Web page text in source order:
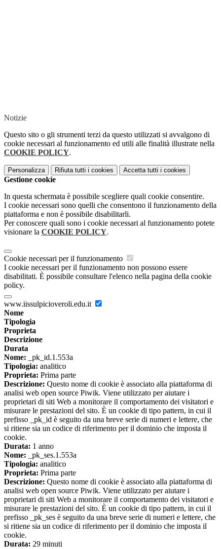
Notizie
Questo sito o gli strumenti terzi da questo utilizzati si avvalgono di
cookie necessari al funzionamento ed utili alle finalità illustrate nella
COOKIE POLICY.
Personalizza Rifiuta tutti i cookies Accetta tutti i cookies
Gestione cookie
In questa schermata è possibile scegliere quali cookie consentire.
I cookie necessari sono quelli che consentono il funzionamento della
piattaforma e non è possibile disabilitarli.
Per conoscere quali sono i cookie necessari al funzionamento potete
visionare la COOKIE POLICY.
Cookie necessari per il funzionamento
I cookie necessari per il funzionamento non possono essere
disabilitati. È possibile consultare l'elenco nella pagina della cookie
policy.
www.iissulpicioveroli.edu.it
Nome
Tipologia
Proprieta
Descrizione
Durata
Nome: _pk_id.1.553a
Tipologia: analitico
Proprieta: Prima parte
Descrizione: Questo nome di cookie è associato alla piattaforma di
analisi web open source Piwik. Viene utilizzato per aiutare i
proprietari di siti Web a monitorare il comportamento dei visitatori e
misurare le prestazioni del sito. È un cookie di tipo pattern, in cui il
prefisso _pk_id è seguito da una breve serie di numeri e lettere, che
si ritiene sia un codice di riferimento per il dominio che imposta il
cookie.
Durata: 1 anno
Nome: _pk_ses.1.553a
Tipologia: analitico
Proprieta: Prima parte
Descrizione: Questo nome di cookie è associato alla piattaforma di
analisi web open source Piwik. Viene utilizzato per aiutare i
proprietari di siti Web a monitorare il comportamento dei visitatori e
misurare le prestazioni del sito. È un cookie di tipo pattern, in cui il
prefisso _pk_ses è seguito da una breve serie di numeri e lettere, che
si ritiene sia un codice di riferimento per il dominio che imposta il
cookie.
Durata: 29 minuti